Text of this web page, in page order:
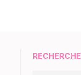
RECHERCHE